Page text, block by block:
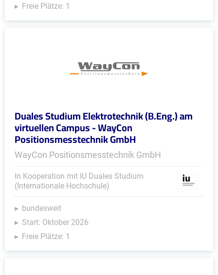
Freie Plätze: 1
Duales Studium Elektrotechnik (B.Eng.) am
virtuellen Campus - WayCon
Positionsmesstechnik GmbH
WayCon Positionsmesstechnik GmbH
In Kooperation mit IU Duales Studium
(Internationale Hochschule)
bundesweit
Start: Oktober 2026
Freie Plätze: 1